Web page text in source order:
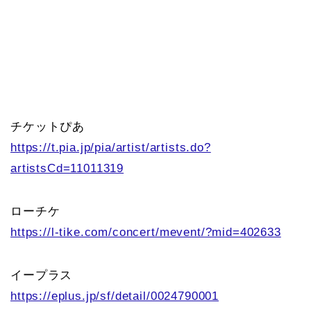
チケットぴあ
https://t.pia.jp/pia/artist/artists.do?
artistsCd=11011319
ローチケ
https://l-tike.com/concert/mevent/?mid=402633
イープラス
https://eplus.jp/sf/detail/0024790001